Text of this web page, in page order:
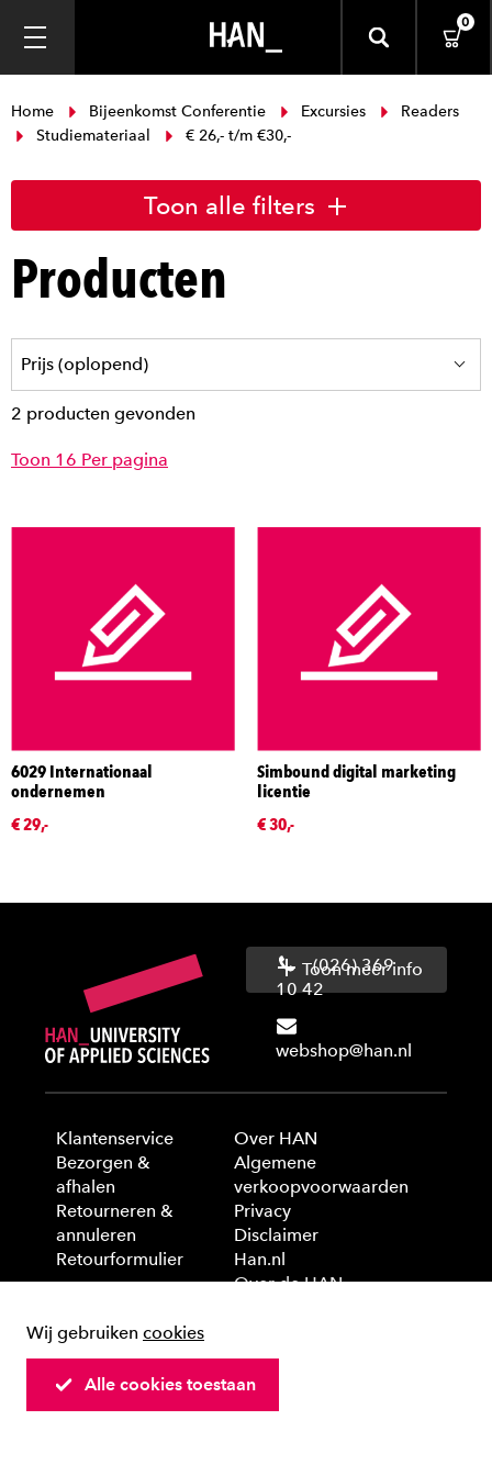
0
Home Bijeenkomst Conferentie Excursies
Readers
Studiemateriaal
€ 26,- t/m €30,-
Toon alle filters
Producten
2 producten gevonden
Toon 16 Per pagina
6029 Internationaal
ondernemen
€ 29,-
Simbound digital marketing
licentie
€ 30,-
(026) 369
10 42
webshop@han.nl
Toon meer info
Klantenservice
Bezorgen &
afhalen
Retourneren &
annuleren
Retourformulier
Over HAN
Algemene
verkoopvoorwaarden
Privacy
Disclaimer
Han.nl
Over de HAN
Wij gebruiken cookies
Alle cookies toestaan